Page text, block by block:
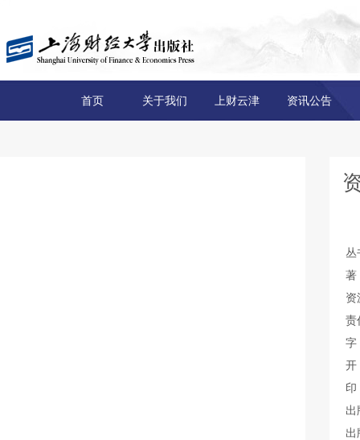
首页 关于我们 上财云津 资讯公告
丛
著
资
责
出
出